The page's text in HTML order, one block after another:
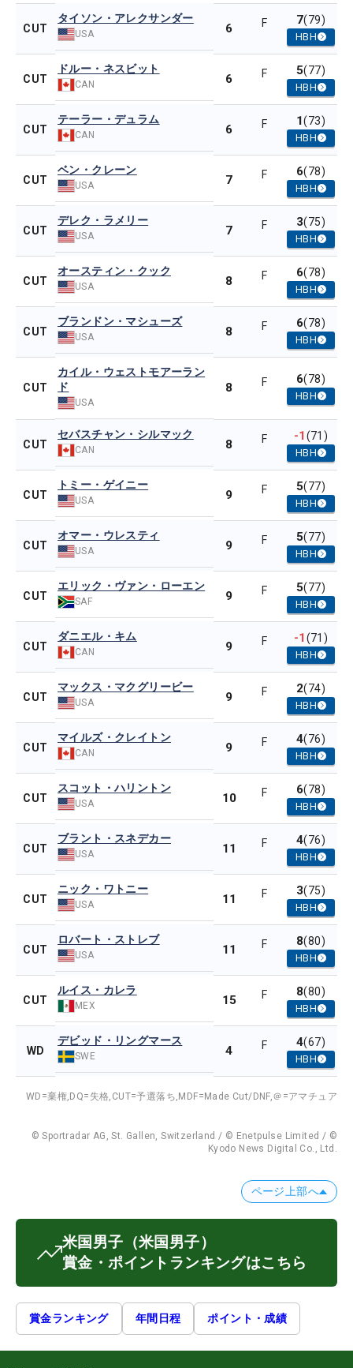
CUT
タイソン・アレクサンダー
USA 6 F 7(79)
HBH
CUT
ドルー・ネスビット
CAN 6 F 5(77)
HBH
CUT
テーラー・デュラム
CAN 6 F 1(73)
HBH
CUT
ベン・クレーン
USA 7 F 6(78)
HBH
CUT
デレク・ラメリー
USA 7 F 3(75)
HBH
CUT
オースティン・クック
USA 8 F 6(78)
HBH
CUT
ブランドン・マシューズ
USA 8 F 6(78)
HBH
CUT
カイル・ウェストモアーラン
ド
USA
8 F 6(78)
HBH
CUT
セバスチャン・シルマック
CAN 8 F -1(71)
HBH
CUT
トミー・ゲイニー
USA 9 F 5(77)
HBH
CUT
オマー・ウレスティ
USA 9 F 5(77)
HBH
CUT
エリック・ヴァン・ローエン
SAF 9 F 5(77)
HBH
CUT
ダニエル・キム
CAN 9 F -1(71)
HBH
CUT
マックス・マクグリービー
USA 9 F 2(74)
HBH
CUT
マイルズ・クレイトン
CAN 9 F 4(76)
HBH
CUT
スコット・ハリントン
USA 10 F 6(78)
HBH
CUT
ブラント・スネデカー
USA 11 F 4(76)
HBH
CUT
ニック・ワトニー
USA 11 F 3(75)
HBH
CUT
ロバート・ストレブ
USA 11 F 8(80)
HBH
CUT
ルイス・カレラ
MEX 15 F 8(80)
HBH
WD
デビッド・リングマース
SWE 4 F 4(67)
HBH
WD=棄権, DQ=失格, CUT=予選落ち, MDF=Made Cut/DNF,＠=アマチュア
© Sportradar AG, St. Gallen, Switzerland / © Enetpulse Limited / ©
Kyodo News Digital Co., Ltd.
ページ上部へ
米国男子 （米国男子）
賞金・ポイントランキングはこちら
賞金ランキング 年間日程 ポイント・成績